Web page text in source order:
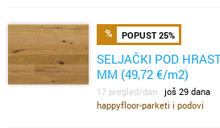
POPUST 25%
SELJAČKI POD
MM (49,72 €/m2)
17 pregled/dan još 29 dana
happyfloor-parketi i podovi